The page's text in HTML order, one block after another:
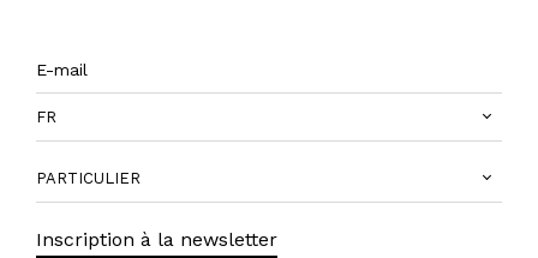
FR
PARTICULIER
Inscription à la newsletter